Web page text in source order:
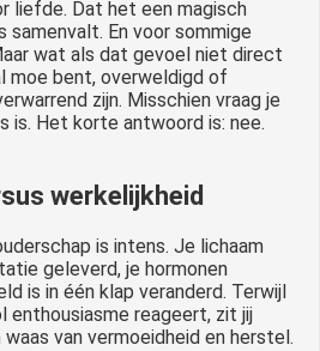
liefde. Dat het een magisch
samenvalt. En voor sommige
wat als dat gevoel niet direct
moe bent, overweldigd of
zijn. Misschien vraag je
is. Het korte antwoord is: nee.
werkelijkheid
is intens. Je lichaam
geleverd, je hormonen
is in één klap veranderd. Terwijl
enthousiasme reageert, zit jij
van vermoeidheid en herstel.